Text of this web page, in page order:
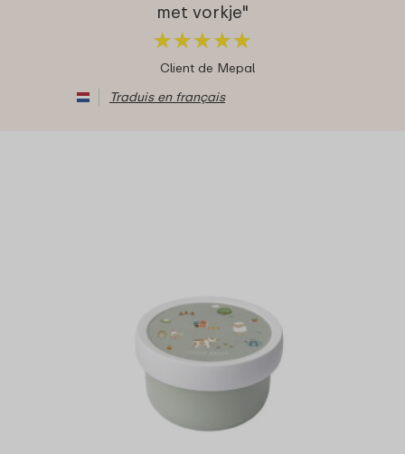
met vorkje"
★★★★★
★★★★★
Client de Mepal
Traduis en français